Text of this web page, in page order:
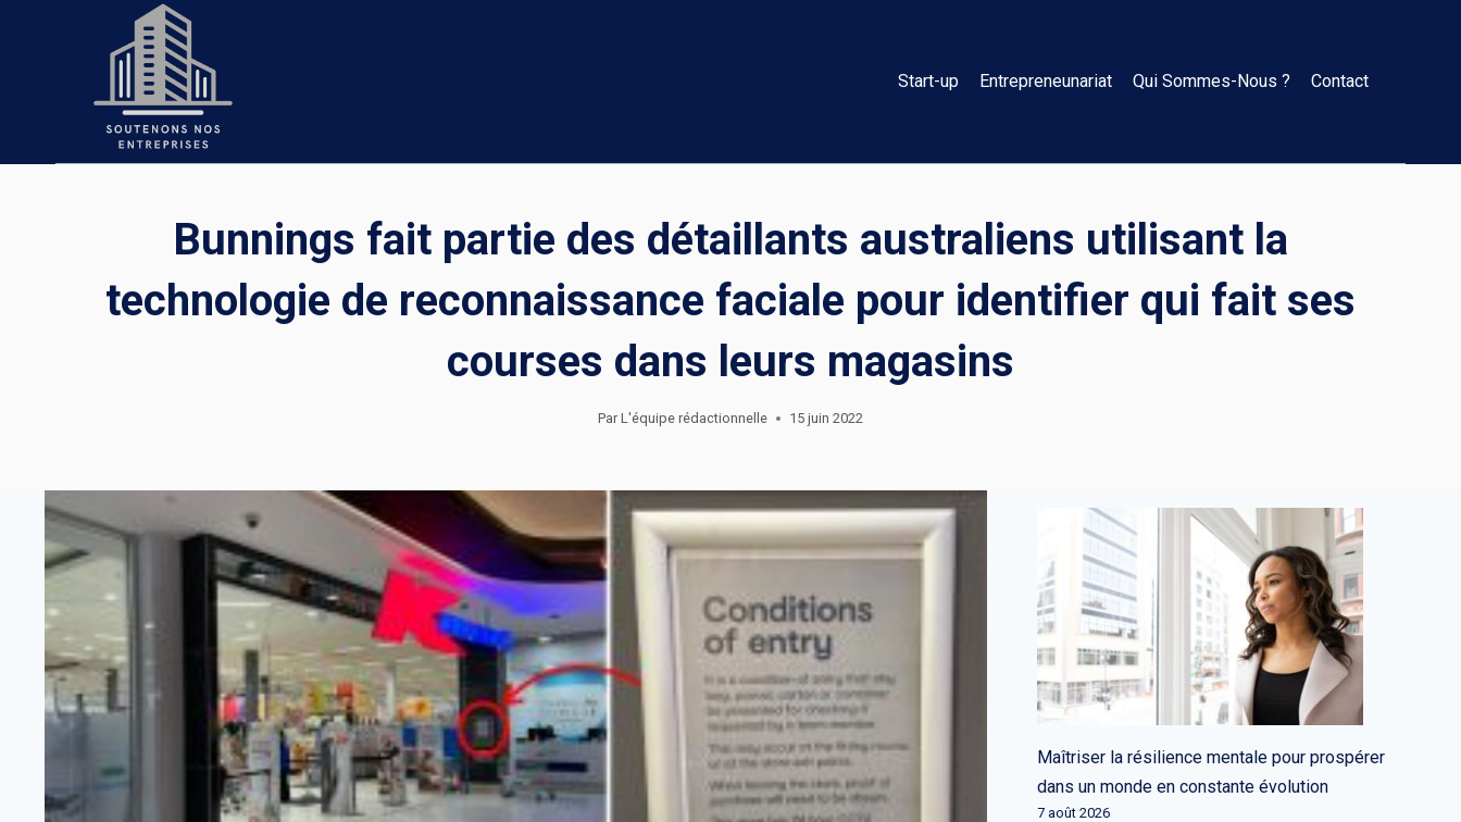
Start-up Entrepreneunariat Qui Sommes-Nous ? Contact
Bunnings fait partie des détaillants australiens utilisant la
technologie de reconnaissance faciale pour identifier qui fait ses
courses dans leurs magasins
Par L'équipe rédactionnelle 15 juin 2022
Maîtriser la résilience mentale pour prospérer
dans un monde en constante évolution
7 août 2026